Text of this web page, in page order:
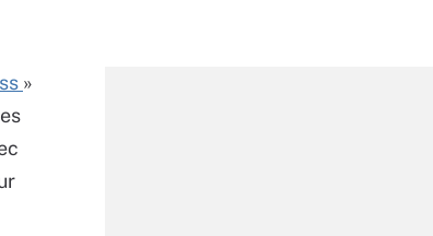
»